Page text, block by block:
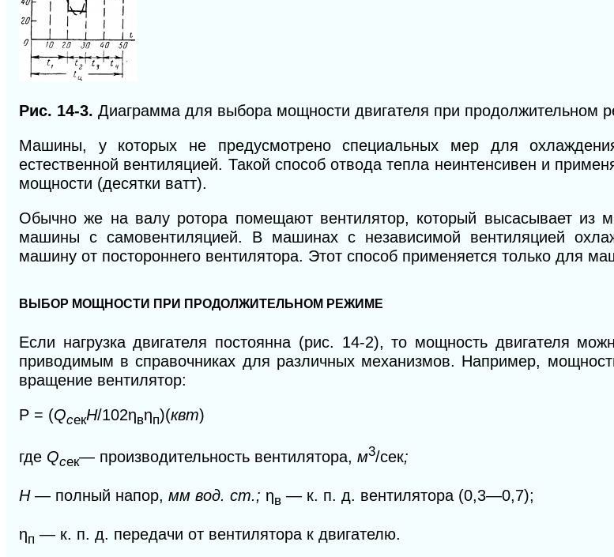
Рис. 14-3. Диаграмма для выбора мощности двигателя при продолжительном
Машины, у которых не предусмотрено специальных мер для
естественной вентиляцией. Такой способ отвода тепла неинтенсивен и
мощности (десятки ватт).
Обычно же на валу ротора помещают вентилятор, который высасывает из
машины с самовентиляцией. В машинах с независимой вентиляцией
машину от постороннего вентилятора. Этот способ применяется только для
ВЫБОР МОЩНОСТИ ПРИ ПРОДОЛЖИТЕЛЬНОМ РЕЖИМЕ
Если нагрузка двигателя постоянна (рис. 14-2), то мощность двигателя
приводимым в справочниках для различных механизмов. Например,
вращение вентилятор:
P = (QсекH/102ηвηп)(квт)
где Qсек— производительность вентилятора, м3/сек;
Н — полный напор, мм вод. ст.; ηв — к. п. д. вентилятора (0,3—0,7);
ηп — к. п. д. передачи от вентилятора к двигателю.